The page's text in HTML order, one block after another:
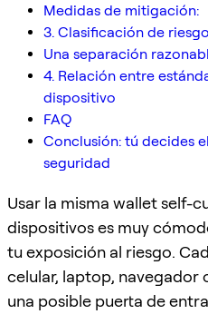
Medidas de mitigación:
3. Clasificación de
Una separación
4. Relación entre
dispositivo
FAQ
Conclusión: tú decides
seguridad
Usar la misma wallet self-
dispositivos es muy
tu exposición al riesgo.
celular, laptop, navegador
una posible puerta de